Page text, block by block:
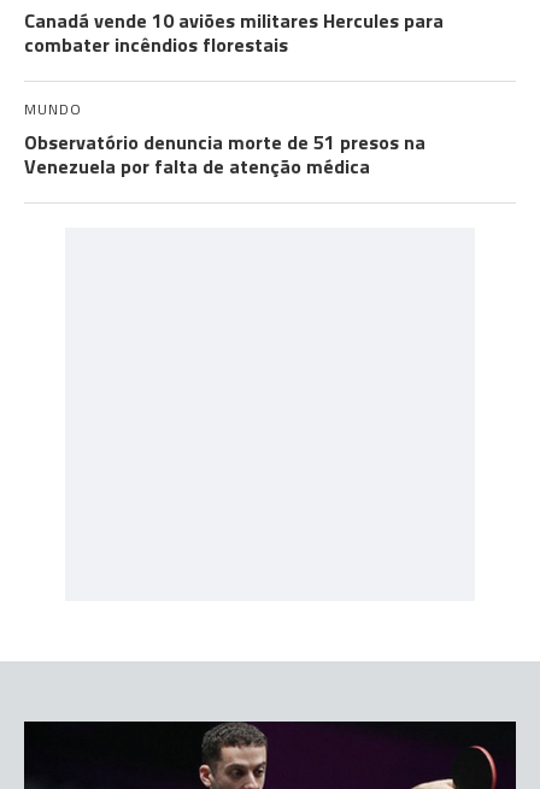
Canadá vende 10 aviões militares Hercules para
combater incêndios florestais
MUNDO
Observatório denuncia morte de 51 presos na
Venezuela por falta de atenção médica